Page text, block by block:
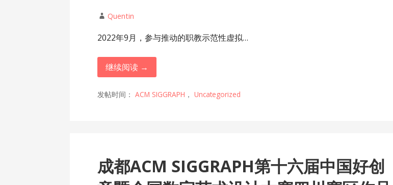
Quentin
2022年9月，参与推动的职教示范性虚拟…
继续阅读 →
发帖时间：ACM SIGGRAPH ，Uncategorized
成都ACM SIGGRAPH第十六届中国好创